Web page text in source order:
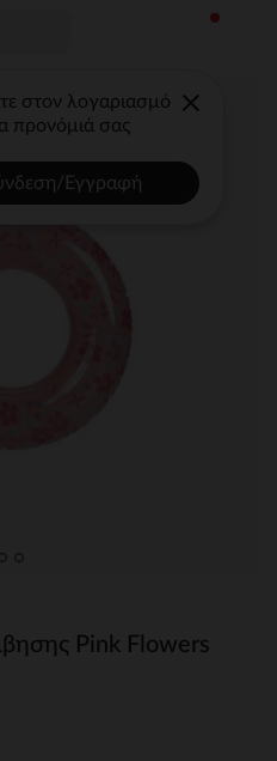
στον λογαριασμό
προνόμιά σας
Εγγραφή
Pink Flowers